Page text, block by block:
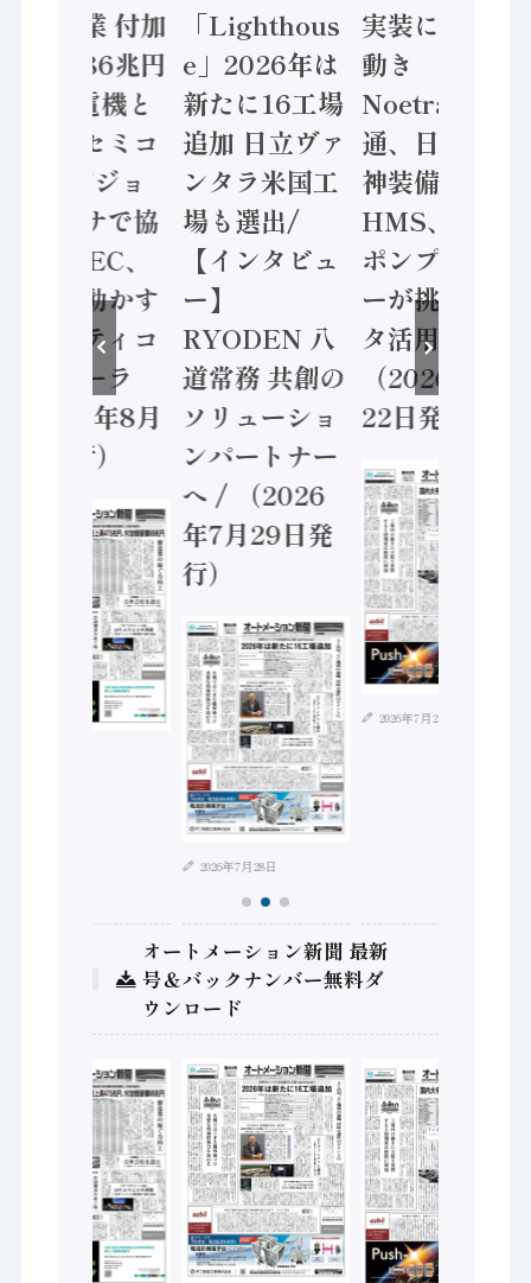
年製造業 付加
価値額86兆円
/ 三菱電機と
ソニーセミコ
ン AIビジョ
ンセンサで協
業 / IDEC、
安全に動かす
セーフティコ
ントローラ
（2026年8月
5日発行）
「Lighthous
e」2026年は
新たに16工場
追加 日立ヴァ
ンタラ米国工
場も選出/
【インタビュ
ー】
RYODEN 八
道常務 共創の
ソリューショ
ンパートナー
へ / （2026
年7月29日発
行）
2026年7月28日
実装に活発な
動き
Noetra、富士
通、日立 / 兵
神装備 ×
HMS、老舗
ポンプメーカ
ーが挑むデー
タ活用 など
（2026年7月
22日発行）
2026年7月21日
オートメーション新聞 最新
号＆バックナンバー無料ダ
ウンロード